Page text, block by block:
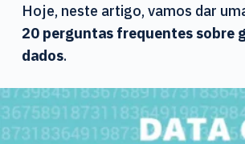
Hoje, neste artigo, vamos dar
20 perguntas frequentes sobre
dados.